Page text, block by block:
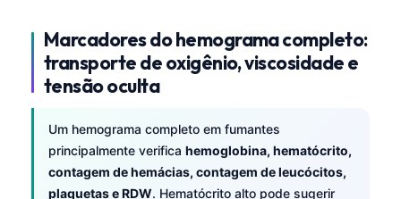
Marcadores do hemograma completo:
transporte de oxigênio, viscosidade e
tensão oculta
Um hemograma completo em fumantes
principalmente verifica hemoglobina, hematócrito,
contagem de hemácias, contagem de leucócitos,
plaquetas e RDW. Hematócrito alto pode sugerir